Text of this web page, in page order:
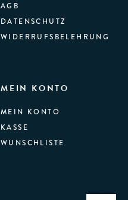
AGB
DATENSCHUTZ
WIDERRUFSBELEHRUNG
MEIN KONTO
MEIN KONTO
KASSE
WUNSCHLISTE